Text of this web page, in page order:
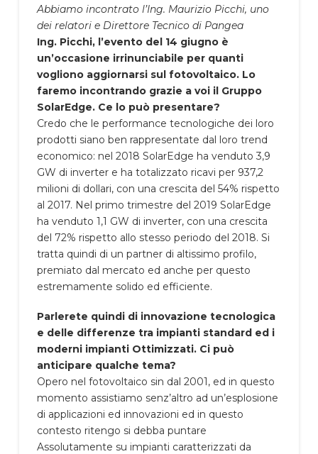
Abbiamo incontrato l’Ing. Maurizio Picchi, uno
dei relatori e Direttore Tecnico di Pangea
Ing. Picchi, l’evento del 14 giugno è
un’occasione irrinunciabile per quanti
vogliono aggiornarsi sul fotovoltaico. Lo
faremo incontrando grazie a voi il Gruppo
SolarEdge. Ce lo può presentare?
Credo che le performance tecnologiche dei loro
prodotti siano ben rappresentate dal loro trend
economico: nel 2018 SolarEdge ha venduto 3,9
GW di inverter e ha totalizzato ricavi per 937,2
milioni di dollari, con una crescita del 54% rispetto
al 2017. Nel primo trimestre del 2019 SolarEdge
ha venduto 1,1 GW di inverter, con una crescita
del 72% rispetto allo stesso periodo del 2018. Si
tratta quindi di un partner di altissimo profilo,
premiato dal mercato ed anche per questo
estremamente solido ed efficiente.
Parlerete quindi di innovazione tecnologica
e delle differenze tra impianti standard ed i
moderni impianti Ottimizzati. Ci può
anticipare qualche tema?
Opero nel fotovoltaico sin dal 2001, ed in questo
momento assistiamo senz’altro ad un’esplosione
di applicazioni ed innovazioni ed in questo
contesto ritengo si debba puntare
Assolutamente su impianti caratterizzati da